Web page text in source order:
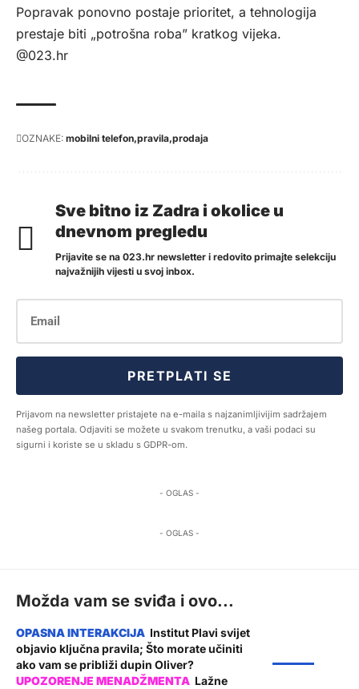
Popravak ponovno postaje prioritet, a tehnologija
prestaje biti „potrošna roba” kratkog vijeka.
@023.hr
OZNAKE: mobilni telefon pravila prodaja
Sve bitno iz Zadra i okolice u
dnevnom pregledu
Prijavite se na 023.hr newsletter i redovito primajte selekciju
najvažnijih vijesti u svoj inbox.
PRETPLATI SE
Prijavom na newsletter pristajete na e-maila s najzanimljivijim sadržajem
našeg portala. Odjaviti se možete u svakom trenutku, a vaši podaci su
sigurni i koriste se u skladu s GDPR-om.
- OGLAS -
- OGLAS -
Možda vam se sviđa i ovo...
Institut Plavi svijet
objavio ključna pravila; Što morate učiniti
ako vam se približi dupin Oliver?
Lažne